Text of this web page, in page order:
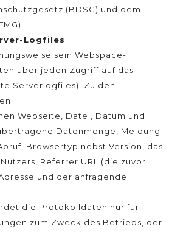
(BDSG) und dem
Logfiles
sein Webspace-
über jeden Zugriff auf das
Serverlogfiles). Zu den
Webseite, Datei, Datum und
Datenmenge, Meldung
Browsertyp nebst Version, das
Referrer URL (die zuvor
und der anfragende
die Protokolldaten nur für
zum Zweck des Betriebs, der